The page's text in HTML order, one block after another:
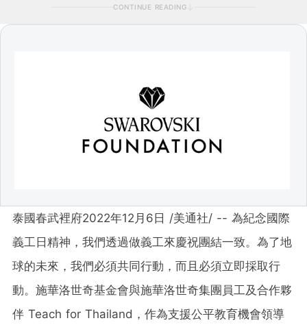
CONTINUE READING
泰國春武裡府2022年12月6日 /美通社/ -- 為紀念國際
義工日精神，我們透過做義工來慶祝團結一致。為了地
球的未來，我們必須共同行動，而且必須立即採取行
動。施華洛世奇基金會與施華洛世奇集團員工及合作夥
伴 Teach for Thailand，作為支援公平教育機會領導